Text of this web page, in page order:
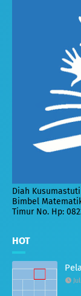
Diah
Bimbel
Timur No. Hp:
HOT